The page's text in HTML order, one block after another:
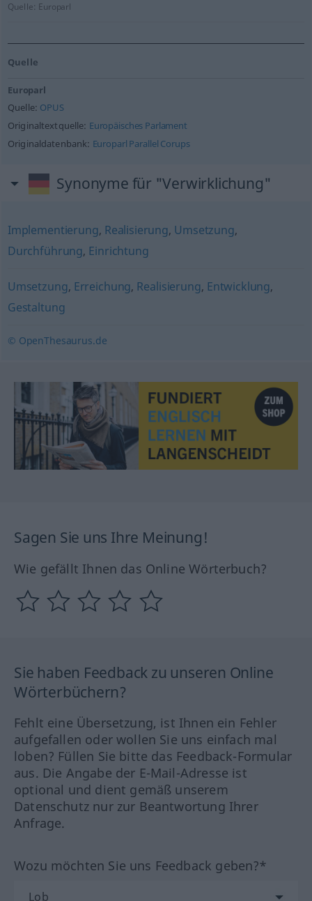
Quelle: Europarl
Quelle
Europarl
Quelle: OPUS
Originaltextquelle: Europäisches Parlament
Originaldatenbank: Europarl Parallel Corups
Synonyme für "Verwirklichung"
Implementierung, Realisierung, Umsetzung,
Durchführung, Einrichtung
Umsetzung, Erreichung, Realisierung, Entwicklung,
Gestaltung
© OpenThesaurus.de
Sagen Sie uns Ihre Meinung!
Wie gefällt Ihnen das Online Wörterbuch?
Sie haben Feedback zu unseren Online
Wörterbüchern?
Fehlt eine Übersetzung, ist Ihnen ein Fehler
aufgefallen oder wollen Sie uns einfach mal
loben? Füllen Sie bitte das Feedback-Formular
aus. Die Angabe der E-Mail-Adresse ist
optional und dient gemäß unserem
Datenschutz nur zur Beantwortung Ihrer
Anfrage.
Wozu möchten Sie uns Feedback geben?*